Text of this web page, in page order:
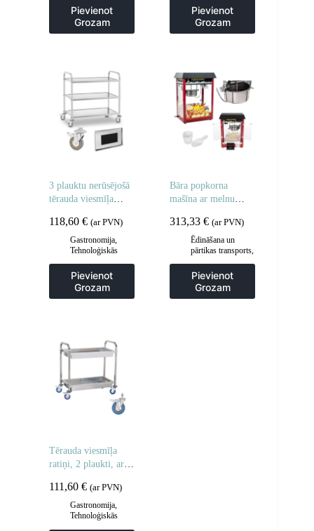
Pievienot
Grozam
Gastronomija
Manuāla un
mehāniska
Pievienot
Grozam
3 plauktu nerūsējošā
tērauda viesmīļa
118,60 € (ar PVN)
Gastronomija,
Tehnoloģiskās
un transporta ratiņi
Virtuve
Pievienot
Grozam
Bāra popkorna
mašīna ar melnu
313,33€ (ar PVN)
Ēdināšana un
pārtikas transports,
Popkorna mašīnas
Pievienot
Grozam
Tērauda viesmīļa
ratiņi, 2 plaukti, ar
111,60 € (ar PVN)
Gastronomija,
Tehnoloģiskās